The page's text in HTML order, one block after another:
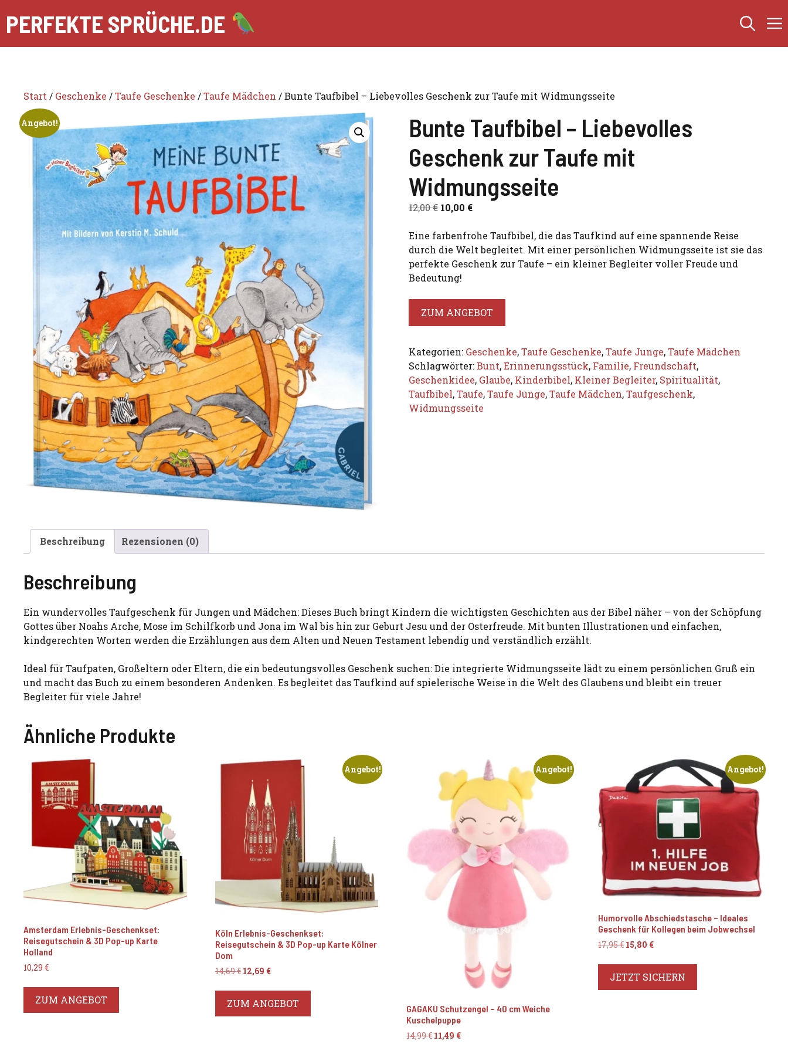
Inhalt
springen
PERFEKTE SPRÜCHE.DE
Start / Geschenke /Taufe Geschenke /Taufe Mädchen / Bunte Taufbibel – Liebevolles Geschenk zur Taufe mit Widmungsseite
Angebot!
Bunte Taufbibel – Liebevolles
Geschenk zur Taufe mit
Widmungsseite
12,00€ Ursprünglicher
war:
12,00 €
10,00 €Aktueller
ist:
10,00 €.
Eine farbenfrohe Taufbibel, die das Taufkind auf eine spannende Reise
durch die Welt begleitet. Mit einer persönlichen Widmungsseite ist sie das
perfekte Geschenk zur Taufe – ein kleiner Begleiter voller Freude und
Bedeutung!
ZUM ANGEBOT
Kategorien: Geschenke,Taufe Geschenke,Taufe Junge,Taufe Mädchen
Schlagwörter:Bunt,Erinnerungsstück, Familie, Freundschaft,
Geschenkidee, Glaube, Kinderbibel, Kleiner Begleiter, Spiritualität,
Taufbibel,Taufe,Taufe Junge,Taufe Mädchen,Taufgeschenk,
Widmungsseite
Beschreibung Rezensionen (0)
Beschreibung
Ein wundervolles Taufgeschenk für Jungen und Mädchen: Dieses Buch bringt Kindern die wichtigsten Geschichten aus der Bibel näher – von der Schöpfung
Gottes über Noahs Arche, Mose im Schilfkorb und Jona im Wal bis hin zur Geburt Jesu und der Osterfreude. Mit bunten Illustrationen und einfachen,
kindgerechten Worten werden die Erzählungen aus dem Alten und Neuen Testament lebendig und verständlich erzählt.
Ideal für Taufpaten, Großeltern oder Eltern, die ein bedeutungsvolles Geschenk suchen: Die integrierte Widmungsseite lädt zu einem persönlichen Gruß ein
und macht das Buch zu einem besonderen Andenken. Es begleitet das Taufkind auf spielerische Weise in die Welt des Glaubens und bleibt ein treuer
Begleiter für viele Jahre!
Ähnliche Produkte
Amsterdam Erlebnis-Geschenkset:
Reisegutschein & 3D Pop-up Karte
Holland
10,29 €
ZUM ANGEBOT
Angebot!
Köln Erlebnis-Geschenkset:
Reisegutschein & 3D Pop-up Karte Kölner
Dom
14,69€ Ursprünglicher
war:
14,69 €
12,69 €Aktueller
ist:
12,69 €.
ZUM ANGEBOT
Angebot!
GAGAKU Schutzengel – 40 cm Weiche
Kuschelpuppe
14,99€Ursprünglicher
11,49 €Aktueller
Angebot!
Humorvolle Abschiedstasche – Ideales
Geschenk für Kollegen beim Jobwechsel
17,95€ Ursprünglicher
war:
17,95 €
15,80 €Aktueller
ist:
15,80 €.
JETZT SICHERN